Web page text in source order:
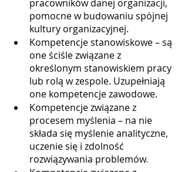
pracowników danej organizacji,
pomocne w budowaniu spójnej
kultury organizacyjnej.
Kompetencje stanowiskowe – są
one ściśle związane z
określonym stanowiskiem pracy
lub rolą w zespole. Uzupełniają
one kompetencje zawodowe.
Kompetencje związane z
procesem myślenia – na nie
składa się myślenie analityczne,
uczenie się i zdolność
rozwiązywania problemów.